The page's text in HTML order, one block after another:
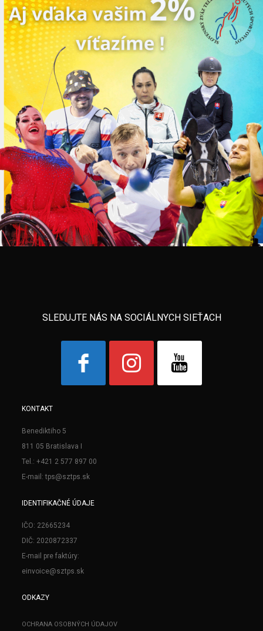
SLEDUJTE NÁS NA SOCIÁLNYCH SIEŤACH
KONTAKT
Benediktiho 5
811 05 Bratislava I
Tel.: +421 2 577 897 00
E-mail: tps@sztps.sk
IDENTIFIKAČNÉ ÚDAJE
IČO: 22665234
DIČ: 2020872337
E-mail pre faktúry:
einvoice@sztps.sk
ODKAZY
OCHRANA OSOBNÝCH ÚDAJOV